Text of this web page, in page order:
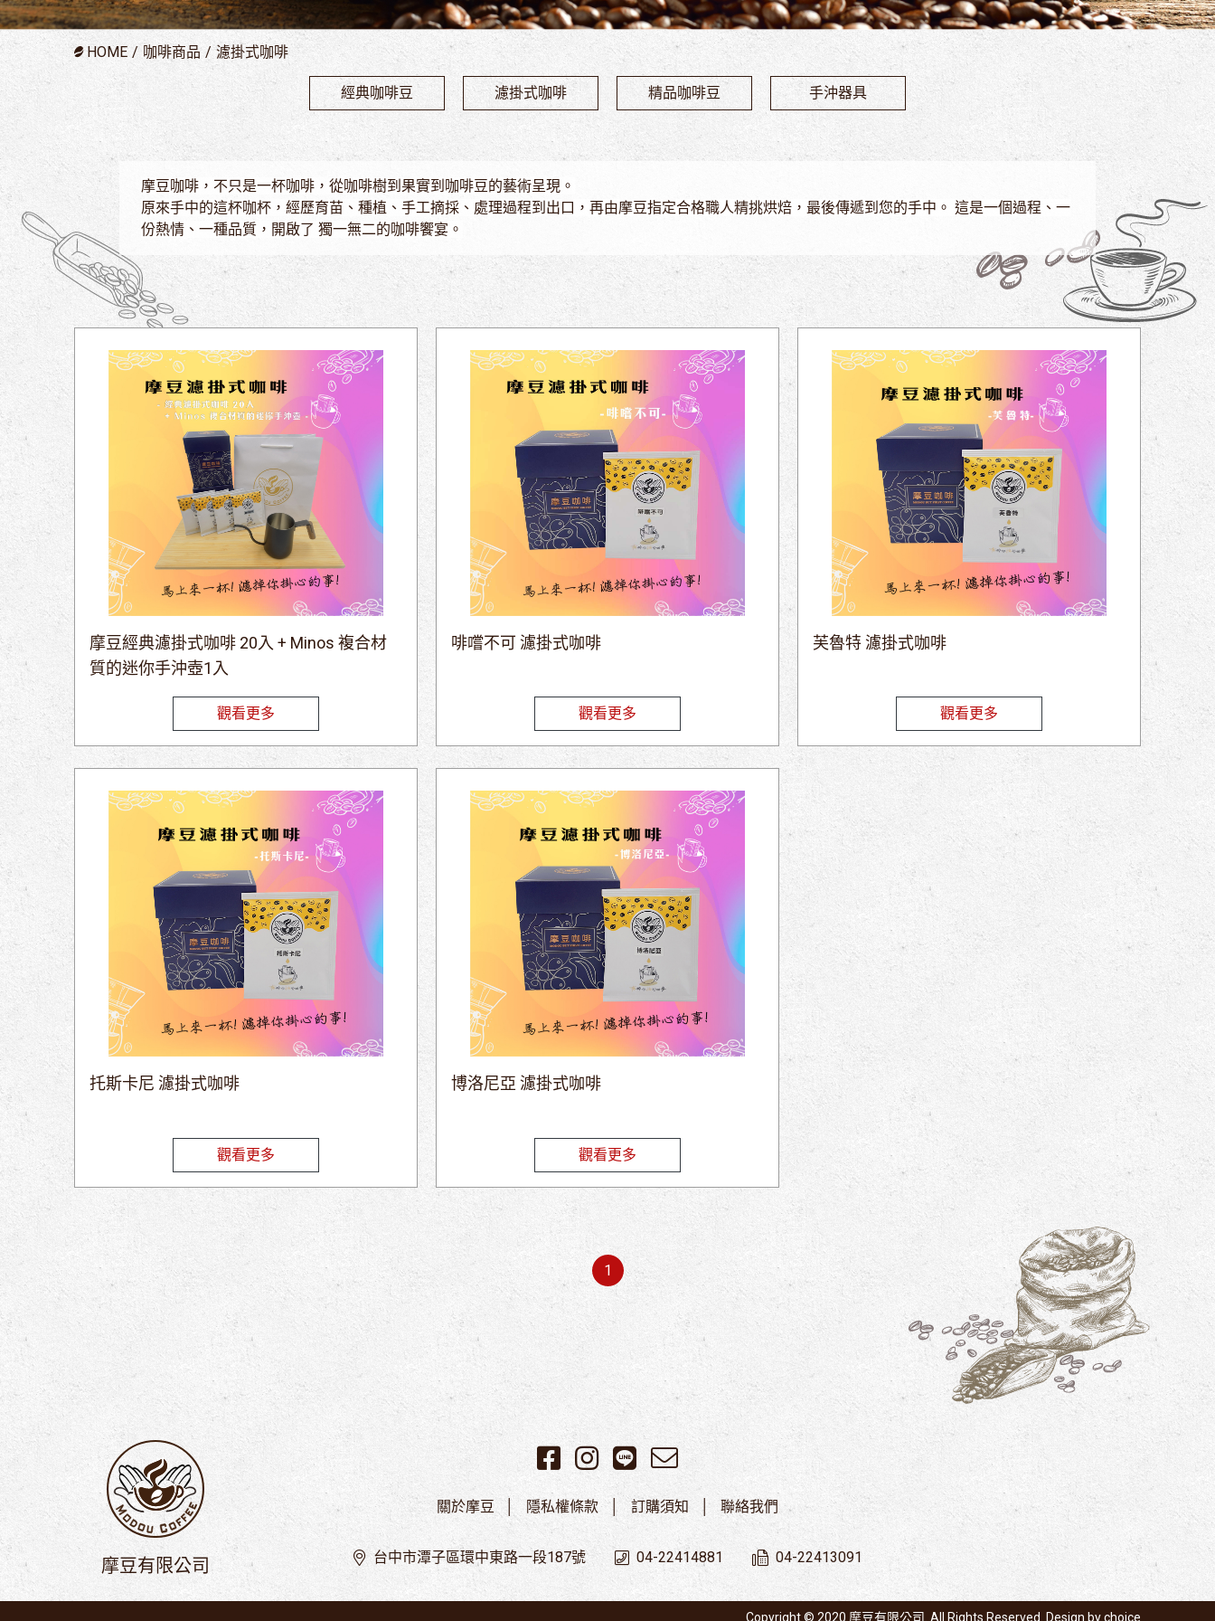
HOME 咖啡商品 濾掛式咖啡
經典咖啡豆 濾掛式咖啡 精品咖啡豆 手沖器具
摩豆咖啡，不只是一杯咖啡，從咖啡樹到果實到咖啡豆的藝術呈現。
原來手中的這杯咖杯，經歷育苗、種植、手工摘採、處理過程到出口，再由摩豆指定合格職人精挑烘焙，最後傳遞到您的手中。 這是一個過程、一
份熱情、一種品質，開啟了 獨一無二的咖啡饗宴。
摩豆經典濾掛式咖啡 20入 + Minos 複合材
質的迷你手沖壺1入
觀看更多
啡嚐不可 濾掛式咖啡
觀看更多
芙魯特 濾掛式咖啡
觀看更多
托斯卡尼 濾掛式咖啡
觀看更多
博洛尼亞 濾掛式咖啡
觀看更多
1
摩豆有限公司
關於摩豆 隱私權條款 訂購須知 聯絡我們
台中市潭子區環中東路一段187號 04-22414881 04-22413091
Copyright © 2020 摩豆有限公司. All Rights Reserved. Design bychoice